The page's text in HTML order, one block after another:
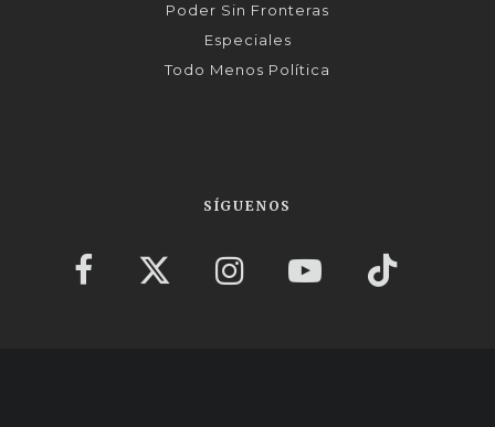
Poder Sin Fronteras
Especiales
Todo Menos Política
SÍGUENOS